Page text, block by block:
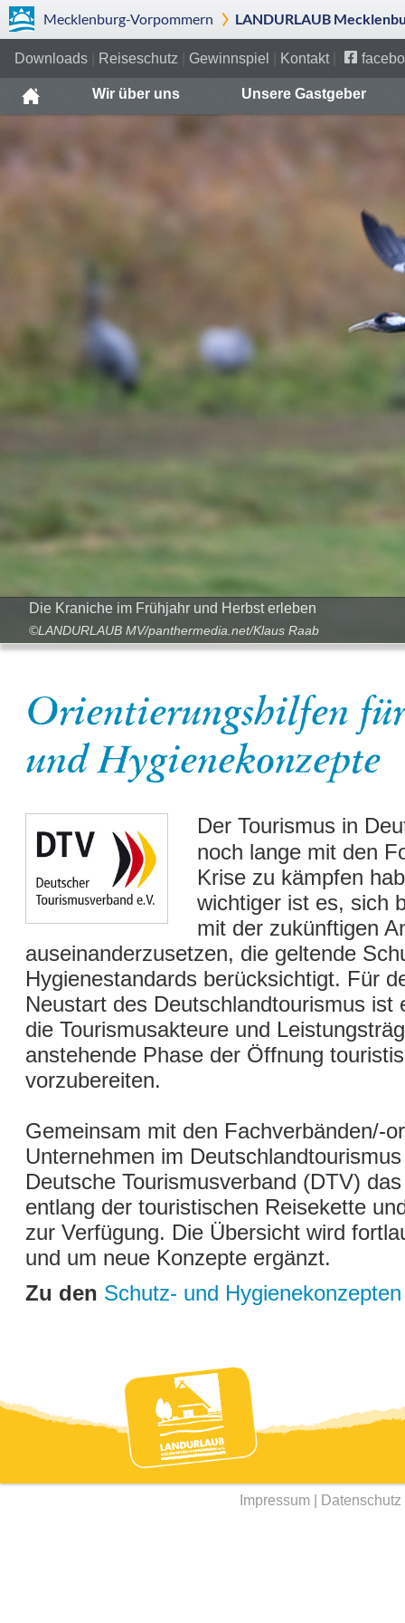
Mecklenburg-Vorpommern LANDURLAUB
Downloads Reiseschutz Gewinnspiel Kontakt|
Wir über uns Unsere Gastgeber
Die Kraniche im Frühjahr und Herbst erleben
©LANDURLAUB MV/panthermedia.net/Klaus Raab
Orientierungshilfen
und Hygienekonzepte
Der Tourismus in
noch lange mit den
Krise zu kämpfen
wichtiger ist es, sich
mit der zukünftigen
auseinanderzusetzen, die geltende
Hygienestandards berücksichtigt. Für
Neustart des Deutschlandtourismus ist
die Tourismusakteure und
anstehende Phase der Öffnung
vorzubereiten.
Gemeinsam mit den Fachverbänden/-
Unternehmen im
Deutsche Tourismusverband (DTV)
entlang der touristischen Reisekette
zur Verfügung. Die Übersicht wird
und um neue Konzepte ergänzt.
Zu den Schutz- und Hygienekonzepten
Impressum| Datenschutz